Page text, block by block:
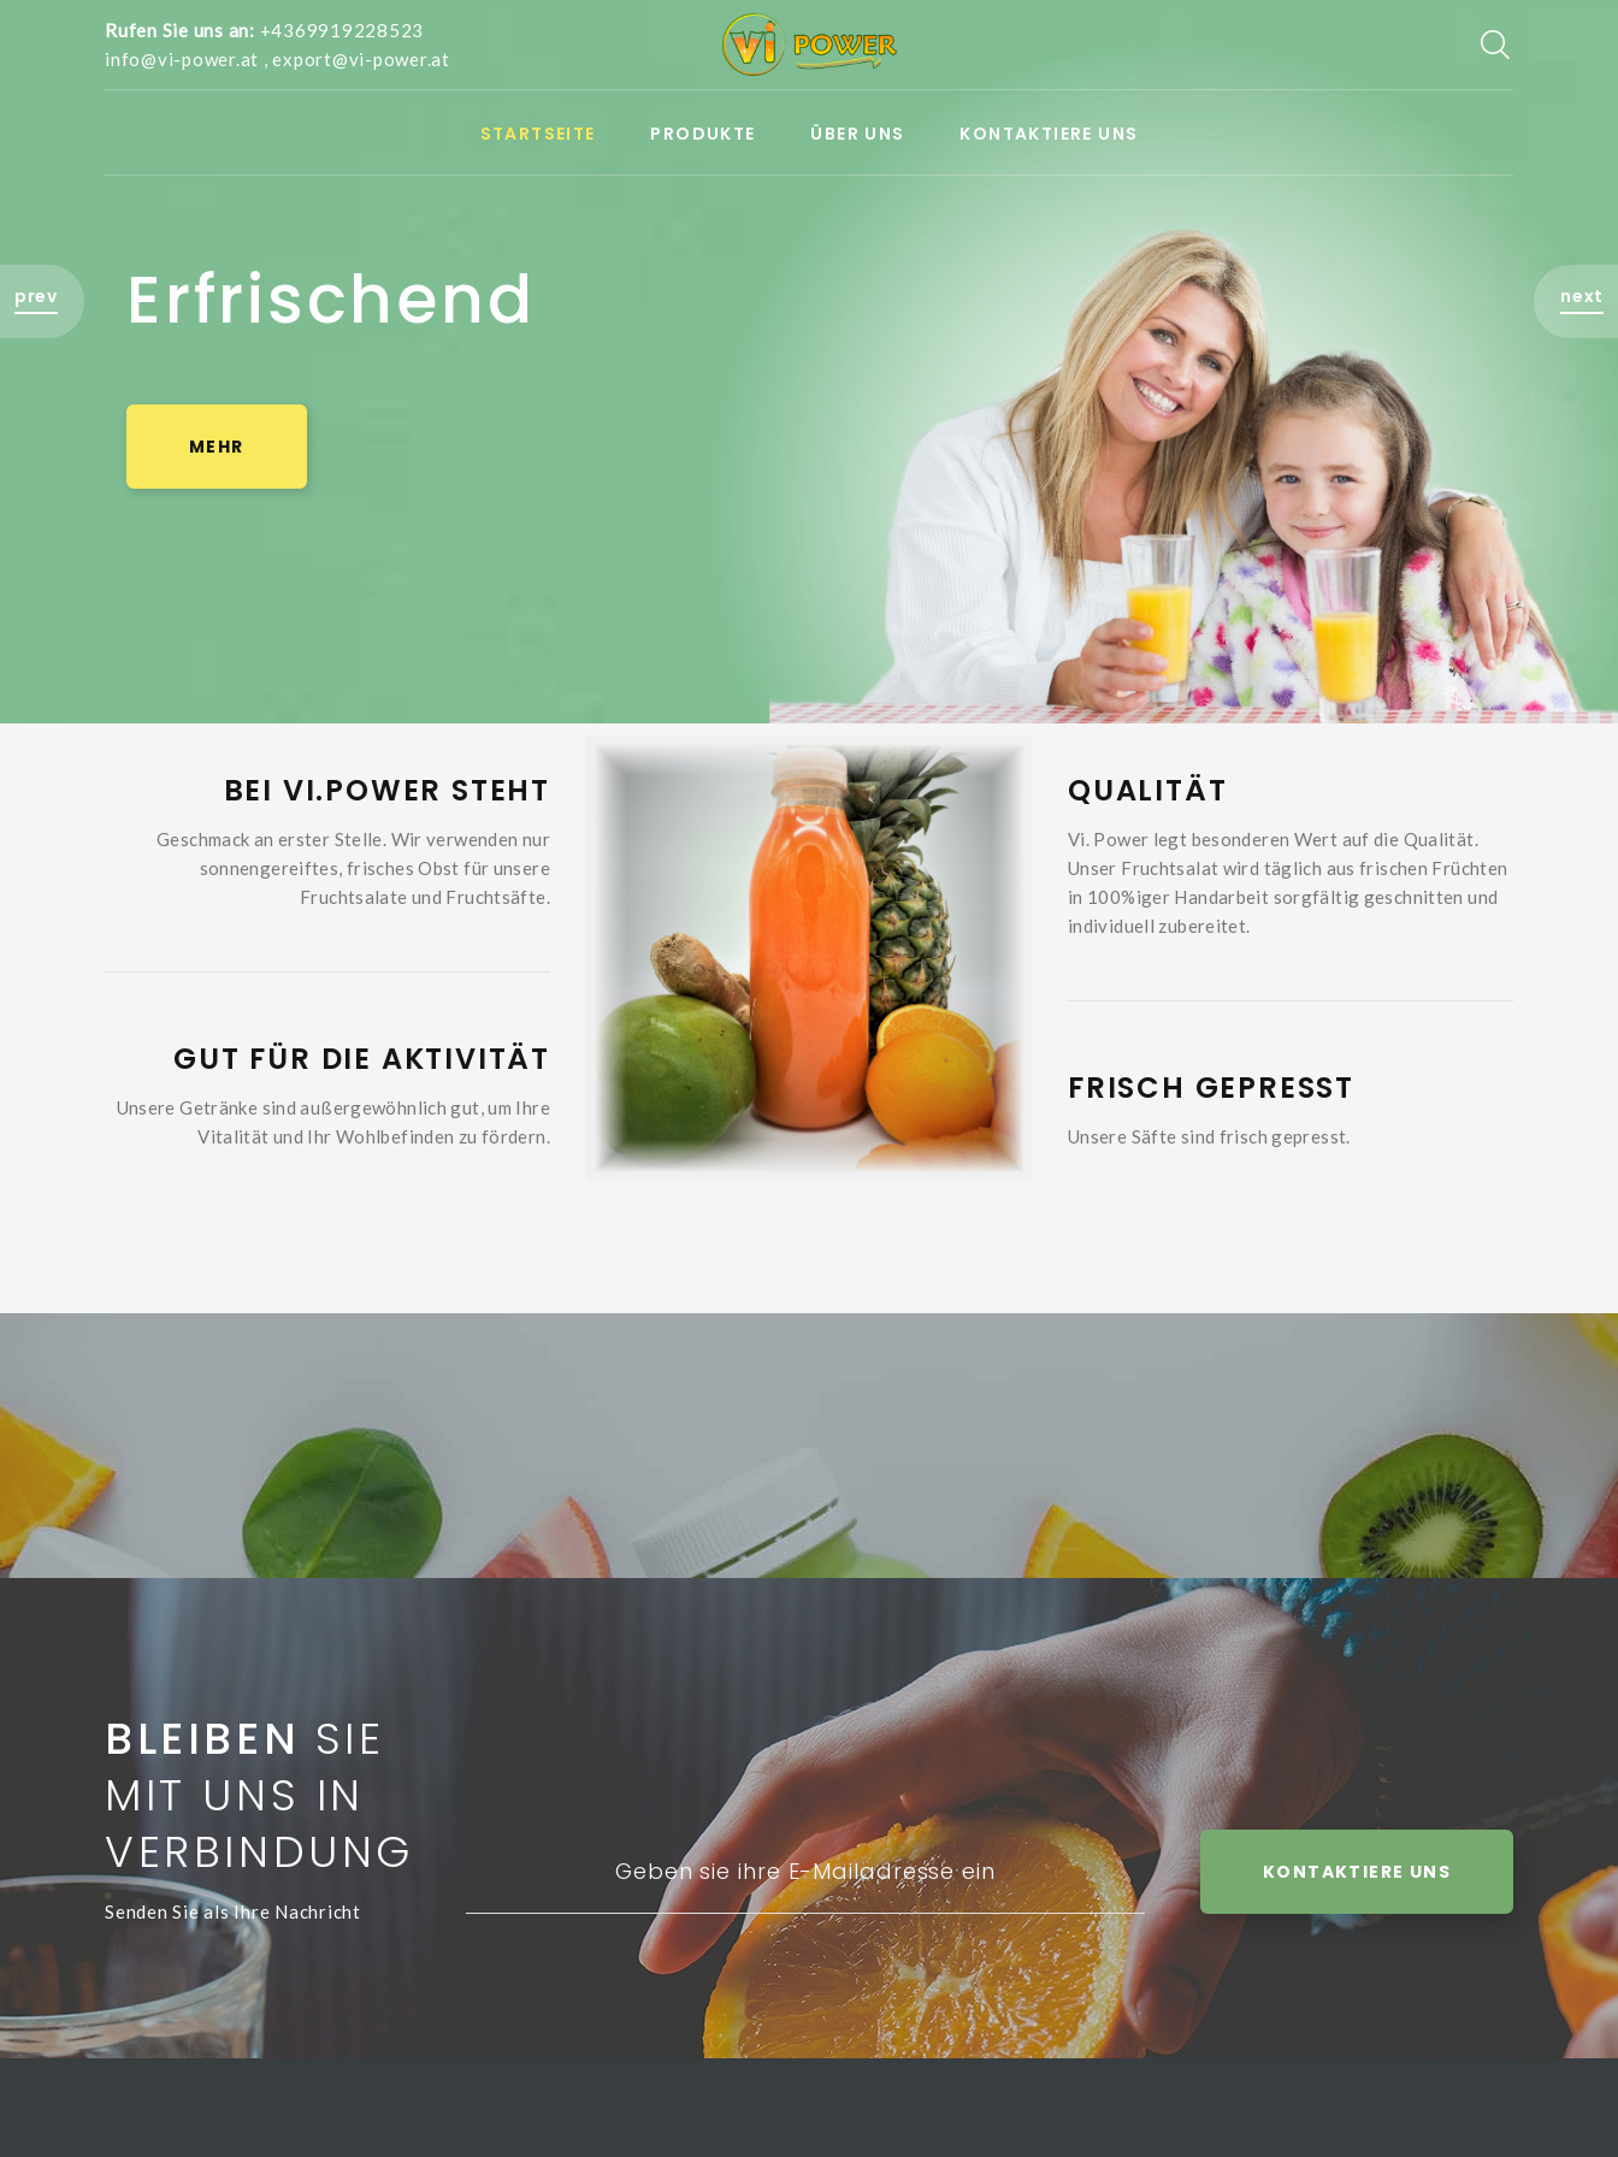
Rufen Sie uns an: +4369919228523
info@vi-power.at ,export@vi-power.at
STARTSEITE PRODUKTE ÜBER UNS KONTAKTIERE UNS
BEI VI.POWER STEHT
Geschmack an erster Stelle. Wir verwenden nur
sonnengereiftes, frisches Obst für unsere
Fruchtsalate und Fruchtsäfte.
GUT FÜR DIE AKTIVITÄT
Unsere Getränke sind außergewöhnlich gut, um Ihre
Vitalität und Ihr Wohlbefinden zu fördern.
QUALITÄT
Vi. Power legt besonderen Wert auf die Qualität.
Unser Fruchtsalat wird täglich aus frischen Früchten
in 100%iger Handarbeit sorgfältig geschnitten und
individuell zubereitet.
FRISCH GEPRESST
Unsere Säfte sind frisch gepresst.
BLEIBEN SIE
MIT UNS IN
VERBINDUNG
Senden Sie als Ihre Nachricht
Geben sie ihre E-Mailadresse ein KONTAKTIERE UNS